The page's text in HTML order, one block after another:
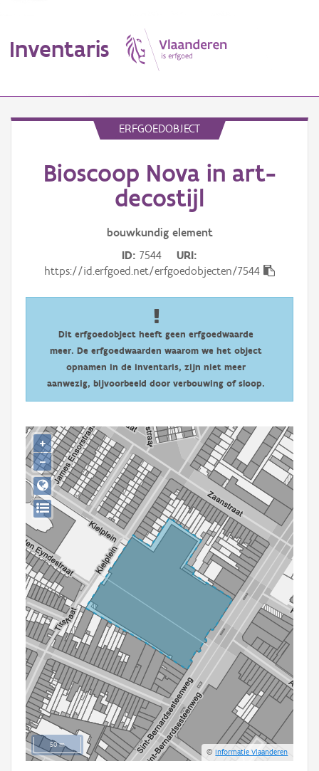
Inventaris
Erfgoedobject
Gebeurtenis
Downloads
Hergebruik
ERFGOEDOBJECT
Bioscoop Nova in art-
decostijl
bouwkundig element
ID 7544
URI
https://id.erfgoed.net/erfgoedobjecten/7544
Dit erfgoedobject heeft geen erfgoedwaarde
meer. De erfgoedwaarden waarom we het object
opnamen in de inventaris, zijn niet meer
aanwezig, bijvoorbeeld door verbouwing of sloop.
50 m
©Informatie Vlaanderen
+
−